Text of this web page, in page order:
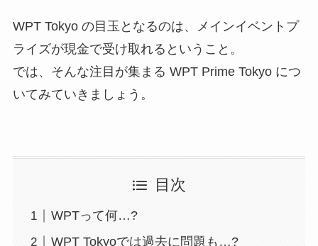
WPT Tokyo の目玉となるのは、メインイベントプ
ライズが現金で受け取れるということ。
では、そんな注目が集まる WPT Prime Tokyo につ
いてみていきましょう。
目次
WPTって何…?
WPT Tokyoでは過去に問題も…?